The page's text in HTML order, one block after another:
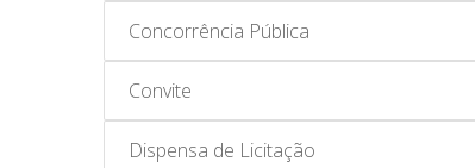
Concorrência Pública
Convite
Dispensa de Licitação